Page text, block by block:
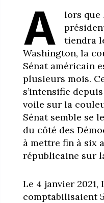
A
lors que
tiendra
Washington, la
Sénat américain
plusieurs mois.
s’intensifie
voile sur la
Sénat semble se
du côté des
à mettre fin à six
républicaine sur
Le 4 janvier 2021,
comptabilisaient